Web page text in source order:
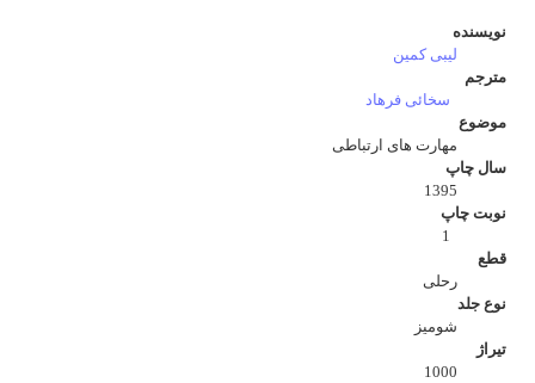
نویسنده
لیبی کمین
مترجم
سخائی فرهاد
موضوع
مهارت های ارتباطی
سال چاپ
1395
نوبت چاپ
1
قطع
رحلی
نوع جلد
شومیز
تیراژ
1000